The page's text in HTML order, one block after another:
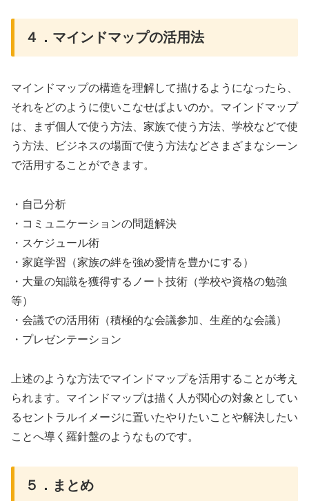
４．マインドマップの活用法
マインドマップの構造を理解して描けるようになったら、
それをどのように使いこなせばよいのか。マインドマップ
は、まず個人で使う方法、家族で使う方法、学校などで使
う方法、ビジネスの場面で使う方法などさまざまなシーン
で活用することができます。
・自己分析
・コミュニケーションの問題解決
・スケジュール術
・家庭学習（家族の絆を強め愛情を豊かにする）
・大量の知識を獲得するノート技術（学校や資格の勉強
等）
・会議での活用術（積極的な会議参加、生産的な会議）
・プレゼンテーション
上述のような方法でマインドマップを活用することが考え
られます。マインドマップは描く人が関心の対象としてい
るセントラルイメージに置いたやりたいことや解決したい
ことへ導く羅針盤のようなものです。
５．まとめ